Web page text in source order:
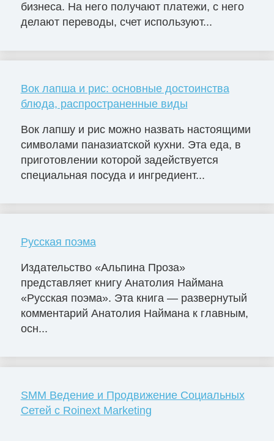
бизнеса. На него получают платежи, с него
делают переводы, счет используют...
Вок лапша и рис: основные достоинства
блюда, распространенные виды
Вок лапшу и рис можно назвать настоящими
символами паназиатской кухни. Эта еда, в
приготовлении которой задействуется
специальная посуда и ингредиент...
Русская поэма
Издательство «Альпина Проза»
представляет книгу Анатолия Наймана
«Русская поэма». Эта книга — развернутый
комментарий Анатолия Наймана к главным,
осн...
SMM Ведение и Продвижение Социальных
Сетей с Roinext Marketing